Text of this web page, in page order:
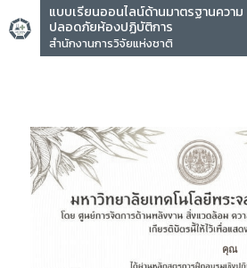
แบบเรียนออนไลน์ด้านมาตรฐานความ
ปลอดภัยห้องปฏิบัติการ
สำนักงานการวิจัยแห่งชาติ
คุณ